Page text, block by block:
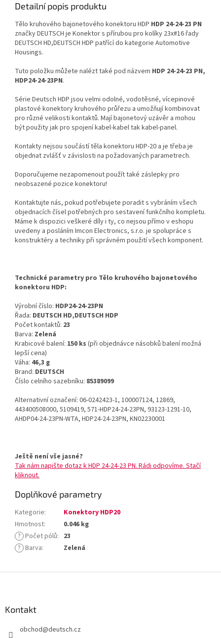
Detailní popis produktu
Tělo kruhového bajonetového konektoru HDP HDP 24-24-23 PN
značky DEUTSCH je Konektor s přírubou pro kolíky 23x#16 řady
DEUTSCH HD,DEUTSCH HDP patřící do kategorie Automotive
Housings.
Tuto položku můžete nalézt také pod názvem HDP 24-24-23 PN,
HDP24-24-23PN.
Série Deutsch HDP jsou velmi odolné, vodotěsné, vícepinové
plastové konektory kruhového průřezu a umožňují kombinovat
pro různé velikosti kontaktů. Mají bajonetový uzávěr a mohou
být použity jak pro spojení kabel-kabel tak kabel-panel.
Kontakty nejsou součástí těla konektoru HDP-20 a je třeba je
objednat zvlášť v závislosti na požadovaných parametrech.
Doporučujeme nezapomenout použít také záslepky pro
neobsazené pozice konektoru!
Kontaktujte nás, pokud potřebujete poradit s vybráním všech
objednacích čísel potřebných pro sestavení funkčního kompletu.
Máme k dispozici veškeré díly i ty, co nejsou přímo v eshopu
uvedeny a posláním Imcon Electronics, s.r.o. je spolupráce s
konstruktéry a techniky při správném použití všech komponent.
Technické parametry pro Tělo kruhového bajonetového
konektoru HDP:
Výrobní číslo: HDP24-24-23PN
Řada: DEUTSCH HD,DEUTSCH HDP
Počet kontaktů: 23
Barva: Zelená
Krabicové balení: 150 ks (při objednávce násobků balení možná
lepší cena)
Váha: 46,3 g
Brand: DEUTSCH
Číslo celního sazebníku: 85389099
Alternativní označení: 06-0242423-1, 100007124, 12869,
443400508000, 5109419, 571-HDP24-24-23PN, 93123-1291-10,
AHDP04-24-23PN-WTA, HDP24-24-23PN, KN02230001
Ještě není vše jasné?
Tak nám napište dotaz k HDP 24-24-23 PN. Rádi odpovíme. Stačí
kliknout.
Doplňkové parametry
Kategorie:
Konektory HDP20
Hmotnost:
0.046 kg
? Počet pólů: 23
? Barva: Zelená
Kontakt
obchod@deutsch.cz